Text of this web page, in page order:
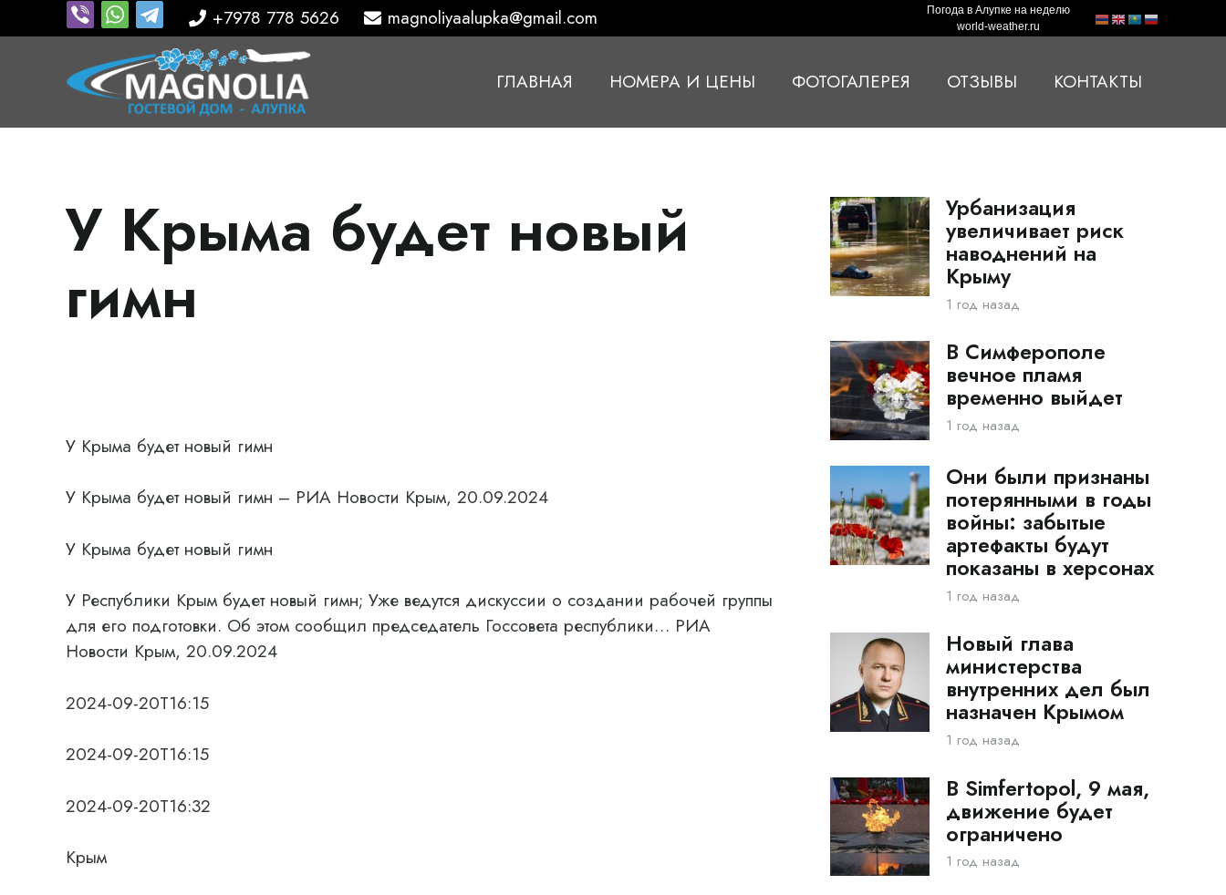
+7978 778 5626 magnoliyaalupka@gmail.com
Погода в Алупке на неделю
world-weather.ru
ГЛАВНАЯ НОМЕРА И ЦЕНЫ ФОТОГАЛЕРЕЯ ОТЗЫВЫ КОНТАКТЫ
У Крыма будет новый
гимн
У Крыма будет новый гимн
У Крыма будет новый гимн – РИА Новости Крым, 20.09.2024
У Крыма будет новый гимн
У Республики Крым будет новый гимн; Уже ведутся дискуссии о создании рабочей группы
для его подготовки. Об этом сообщил председатель Госсовета республики… РИА
Новости Крым, 20.09.2024
2024-09-20T16:15
2024-09-20T16:15
2024-09-20T16:32
Крым
Урбанизация
увеличивает риск
наводнений на
Крыму
1 год назад
В Симферополе
вечное пламя
временно выйдет
1 год назад
Они были признаны
потерянными в годы
войны: забытые
артефакты будут
показаны в херсонах
1 год назад
Новый глава
министерства
внутренних дел был
назначен Крымом
1 год назад
В Simfertopol, 9 мая,
движение будет
ограничено
1 год назад